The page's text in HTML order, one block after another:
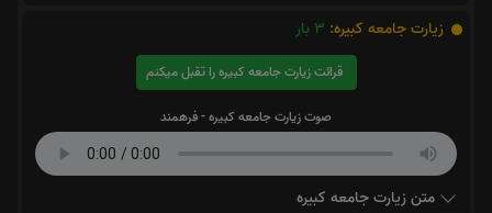
زیارت جامعه کبیره: 3 بار
قرائت زیارت جامعه کبیره را تقبل میکنم
صوت زیارت جامعه کبیره - فرهمند
متن زیارت جامعه کبیره